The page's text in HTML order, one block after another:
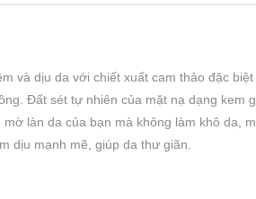
và dịu da với chiết xuất cam thảo đặc
Đất sét tự nhiên của mặt nạ dạng kem
làn da của bạn mà không làm khô da,
dịu mạnh mẽ, giúp da thư giãn.